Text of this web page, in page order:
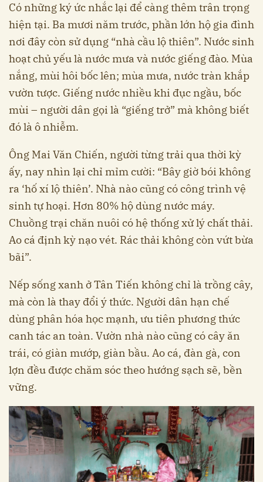
Có những ký ức nhắc lại để càng thêm trân trọng
hiện tại. Ba mươi năm trước, phần lớn hộ gia đình
nơi đây còn sử dụng “nhà cầu lộ thiên”. Nước sinh
hoạt chủ yếu là nước mưa và nước giếng đào. Mùa
nắng, mùi hôi bốc lên; mùa mưa, nước tràn khắp
vườn tược. Giếng nước nhiều khi đục ngầu, bốc
mùi – người dân gọi là “giếng trở” mà không biết
đó là ô nhiễm.
Ông Mai Văn Chiến, người từng trải qua thời kỳ
ấy, nay nhìn lại chỉ mỉm cười: “Bây giờ bói không
ra ‘hố xí lộ thiên’. Nhà nào cũng có công trình vệ
sinh tự hoại. Hơn 80% hộ dùng nước máy.
Chuồng trại chăn nuôi có hệ thống xử lý chất thải.
Ao cá định kỳ nạo vét. Rác thải không còn vứt bừa
bãi”.
Nếp sống xanh ở Tân Tiến không chỉ là trồng cây,
mà còn là thay đổi ý thức. Người dân hạn chế
dùng phân hóa học mạnh, ưu tiên phương thức
canh tác an toàn. Vườn nhà nào cũng có cây ăn
trái, có giàn mướp, giàn bầu. Ao cá, đàn gà, con
lợn đều được chăm sóc theo hướng sạch sẽ, bền
vững.